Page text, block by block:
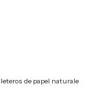
de papel naturale